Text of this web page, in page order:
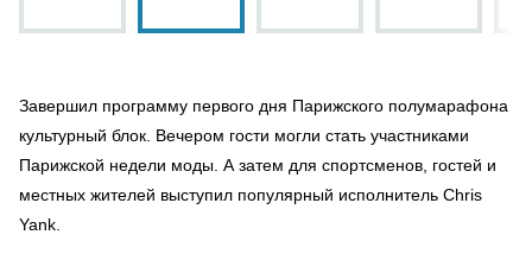
Завершил программу первого дня Парижского полумарафона
культурный блок. Вечером гости могли стать участниками
Парижской недели моды. А затем для спортсменов, гостей и
местных жителей выступил популярный исполнитель Chris
Yank.